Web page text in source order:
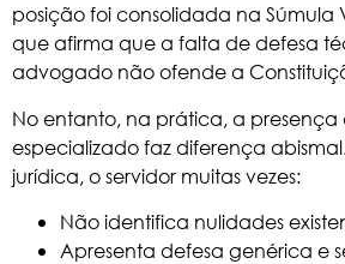
posição foi consolidada na Súmula
que afirma que a falta de defesa
advogado não ofende a
No entanto, na prática, a
especializado faz diferença
jurídica, o servidor muitas vezes:
Não identifica nulidades
Apresenta defesa genérica e